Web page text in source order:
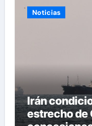
Noticias
Irán
estrecho de